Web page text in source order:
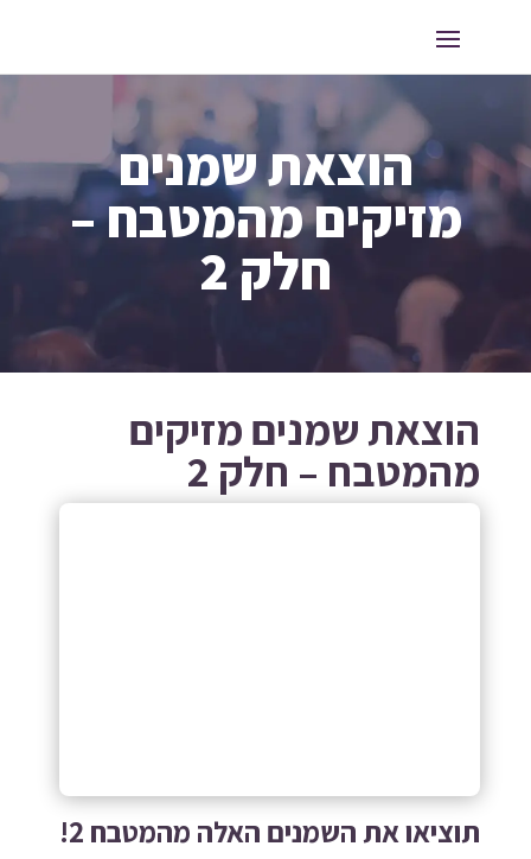
הוצאת שמנים
מזיקים מהמטבח –
חלק 2
הוצאת שמנים מזיקים
מהמטבח – חלק 2
תוציאו את השמנים האלה מהמטבח 2!